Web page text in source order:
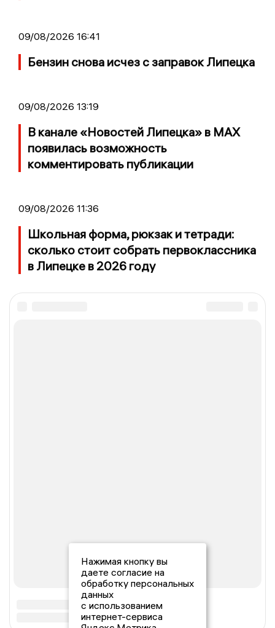
09/08/2026 16:41
Бензин снова исчез с заправок Липецка
09/08/2026 13:19
В канале «Новостей Липецка» в MAX
появилась возможность
комментировать публикации
09/08/2026 11:36
Школьная форма, рюкзак и тетради:
сколько стоит собрать первоклассника
в Липецке в 2026 году
Нажимая кнопку вы
даете согласие на
обработку персональных
данных
с использованием
интернет-сервиса